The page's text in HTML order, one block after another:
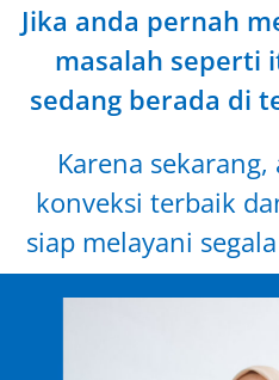
Jika anda pernah
masalah seperti
sedang berada di
Karena
konveksi terbaik
siap melayani